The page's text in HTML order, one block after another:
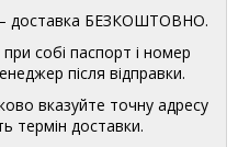
— доставка БЕЗКОШТОВНО.
собі паспорт і номер
після відправки.
вказуйте точну адресу
термін доставки.